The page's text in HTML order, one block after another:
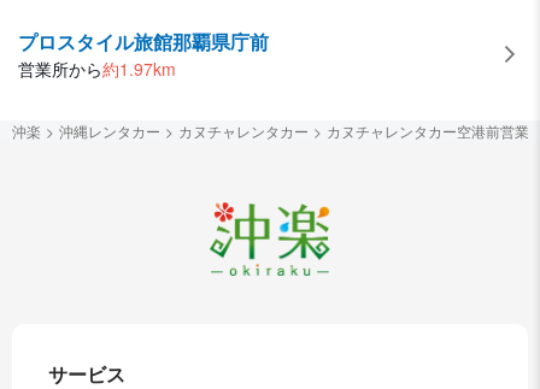
プロスタイル旅館那覇県庁前
営業所から約1.97km
沖楽 沖縄レンタカー カヌチャレンタカー カヌチャレンタカー空港前営業
サービス